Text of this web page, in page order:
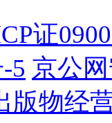
证
5 京公
版物经